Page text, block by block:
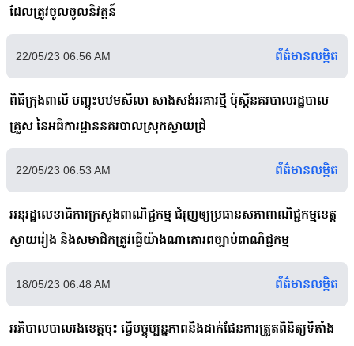
ដែលត្រូវចូលចូលនិវត្តន៍
22/05/23 06:56 AM ព័ត៌មានលម្អិត
ពិធីក្រុងពាលី បញ្ចុះបឋមសីលា សាងសង់អគារថ្មី ប៉ុស្តិ៍នគរបាលរដ្ឋបាល
គ្រួស នៃអធិការដ្ឋាននគរបាលស្រុក​ស្វាយជ្រំ
22/05/23 06:53 AM ព័ត៌មានលម្អិត
អនុរដ្ឋលេខាធិការក្រសួងពាណិជ្ជកម្ម ជំរុញឲ្យប្រធានសភាពាណិជ្ជកម្មខេត្ត
ស្វាយរៀង និងសមាជិកត្រូវធ្វើយ៉ាងណាគោរពច្បាប់ពាណិជ្ជកម្ម
18/05/23 06:48 AM ព័ត៌មានលម្អិត
អភិបាលបាលរងខេត្តចុះ ធ្វើបច្ចុប្បន្នភាពនិងដាក់ផែនការត្រួតពិនិត្យទីតាំង